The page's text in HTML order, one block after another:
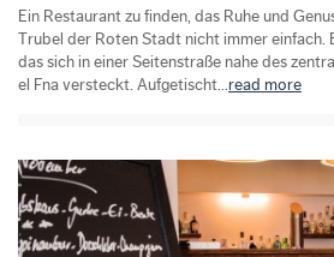
Ein Restaurant zu finden, das Ruhe und
Trubel der Roten Stadt nicht immer einfach.
das sich in einer Seitenstraße nahe des
el Fna versteckt. Aufgetischt... read more